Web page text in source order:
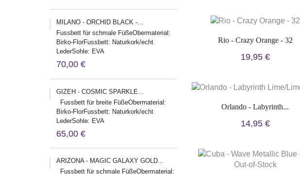
MILANO - ORCHID BLACK -...
Fussbett für schmale FüßeObermaterial:
Birko-FlorFussbett: Naturkork/echt
LederSohle: EVA
Herstelleradresse:Birkenstock Global
Sales GmbHBurg...
70,00 €
GIZEH - COSMIC SPARKLE...
Fussbett für breite FüßeObermaterial:
Birko-FlorFussbett: Naturkork/echt
LederSohle: EVA
Herstelleradresse:Birkenstock Global
Sales...
65,00 €
ARIZONA - MAGIC GALAXY GOLD...
Fussbett für schmale FüßeObermaterial:
Rio - Crazy Orange - 32
19,95 €
Orlando - Labyrinth...
14,95 €
Out-of-Stock